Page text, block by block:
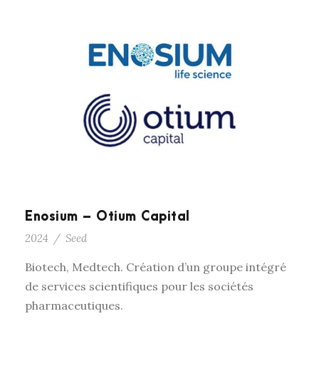
Enosium – Otium Capital
2024 / Seed
Biotech, Medtech. Création d’un groupe intégré
de services scientifiques pour les sociétés
pharmaceutiques.